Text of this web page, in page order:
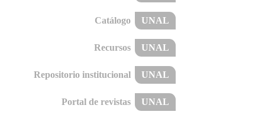
Catálogo UNAL
Recursos UNAL
Repositorio institucional UNAL
Portal de revistas UNAL